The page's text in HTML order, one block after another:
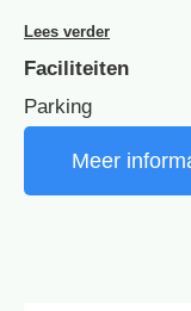
Lees verder
Faciliteiten
Parking
Meer